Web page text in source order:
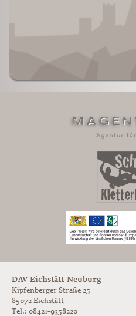
DAV Eichstätt-Neuburg
Kipfenberger Straße 25
85072 Eichstätt
Tel.: 08421-9358220